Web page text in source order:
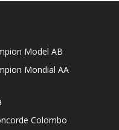
Model AB
Mondial AA
Colombo